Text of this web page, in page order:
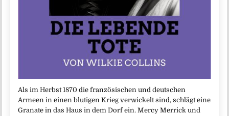
Als im Herbst 1870 die französischen und deutschen
Armeen in einen blutigen Krieg verwickelt sind, schlägt eine
Granate in das Haus in dem Dorf ein. Mercy Merrick und